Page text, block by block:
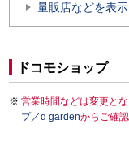
量販店などを表示
ドコモショップ
営業時間などは変更と
プ／d gardenからご確認